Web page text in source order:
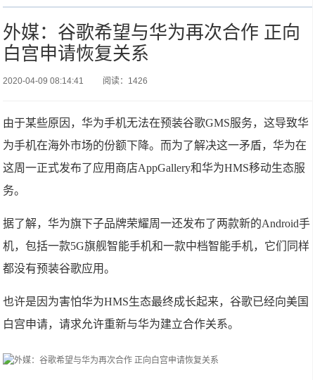
外媒：谷歌希望与华为再次合作 正向
白宫申请恢复关系
2020-04-09 08:14:41 阅读：1426
由于某些原因，华为手机无法在预装谷歌GMS服务，这导致华
为手机在海外市场的份额下降。而为了解决这一矛盾，华为在
这周一正式发布了应用商店AppGallery和华为HMS移动生态服
务。
据了解，华为旗下子品牌荣耀周一还发布了两款新的Android手
机，包括一款5G旗舰智能手机和一款中档智能手机，它们同样
都没有预装谷歌应用。
也许是因为害怕华为HMS生态最终成长起来，谷歌已经向美国
白宫申请，请求允许重新与华为建立合作关系。